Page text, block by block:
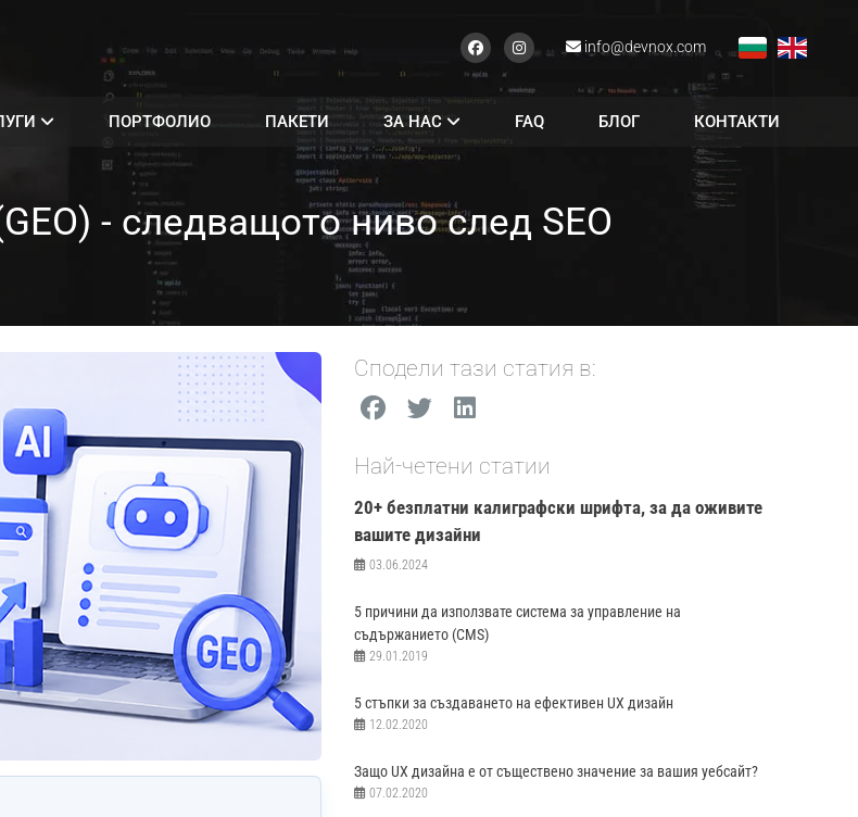
info@devnox.com
ПОРТФОЛИО ПАКЕТИ ЗА НАС FAQ БЛОГ КОНТАКТИ
- следващото ниво след SEO
Сподели тази статия в:
Най-четени статии
20+ безплатни калиграфски шрифта, за да оживите
вашите дизайни
03.06.2024
5 причини да използвате система за управление на
съдържанието (CMS)
29.01.2019
5 стъпки за създаването на ефективен UX дизайн
12.02.2020
Защо UX дизайна е от съществено значение за вашия уебсайт?
07.02.2020